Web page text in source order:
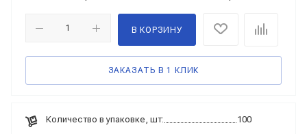
В КОРЗИНУ
ЗАКАЗАТЬ В 1 КЛИК
Количество в упаковке, шт: 100